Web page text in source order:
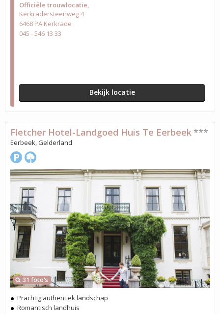
Officiële trouwlocatie
Kerkradersteenweg 4
6468 PA Kerkrade
045 - 546 13 33
Bekijk locatie
31 foto's
Fletcher Hotel-Landgoed Huis Te Eerbeek ***
Eerbeek, Gelderland
Prachtig authentiek landschap
Romantisch landhuis